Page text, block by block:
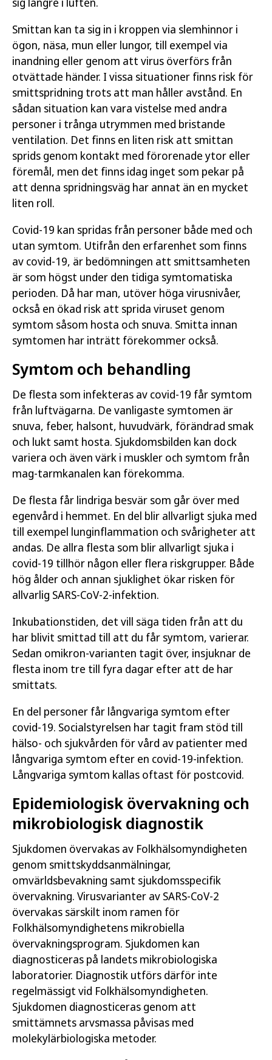
Smittan kan ta sig in i kroppen via slemhinnor i
ögon, näsa, mun eller lungor, till exempel via
inandning eller genom att virus överförs från
otvättade händer. I vissa situationer finns risk för
smittspridning trots att man håller avstånd. En
sådan situation kan vara vistelse med andra
personer i trånga utrymmen med bristande
ventilation. Det finns en liten risk att smittan
sprids genom kontakt med förorenade ytor eller
föremål, men det finns idag inget som pekar på
att denna spridningsväg har annat än en mycket
liten roll.
Covid-19 kan spridas från personer både med och
utan symtom. Utifrån den erfarenhet som finns
av covid-19, är bedömningen att smittsamheten
är som högst under den tidiga symtomatiska
perioden. Då har man, utöver höga virusnivåer,
också en ökad risk att sprida viruset genom
symtom såsom hosta och snuva. Smitta innan
symtomen har inträtt förekommer också.
Symtom och behandling
De flesta som infekteras av covid-19 får symtom
från luftvägarna. De vanligaste symtomen är
snuva, feber, halsont, huvudvärk, förändrad smak
och lukt samt hosta. Sjukdomsbilden kan dock
variera och även värk i muskler och symtom från
mag-tarmkanalen kan förekomma.
De flesta får lindriga besvär som går över med
egenvård i hemmet. En del blir allvarligt sjuka med
till exempel lunginflammation och svårigheter att
andas. De allra flesta som blir allvarligt sjuka i
covid-19 tillhör någon eller flera riskgrupper. Både
hög ålder och annan sjuklighet ökar risken för
allvarlig SARS-CoV-2-infektion.
Inkubationstiden, det vill säga tiden från att du
har blivit smittad till att du får symtom, varierar.
Sedan omikron-varianten tagit över, insjuknar de
flesta inom tre till fyra dagar efter att de har
smittats.
En del personer får långvariga symtom efter
covid-19. Socialstyrelsen har tagit fram stöd till
hälso- och sjukvården för vård av patienter med
långvariga symtom efter en covid-19-infektion.
Långvariga symtom kallas oftast för postcovid.
Epidemiologisk övervakning och
mikrobiologisk diagnostik
Sjukdomen övervakas av Folkhälsomyndigheten
genom smittskyddsanmälningar,
omvärldsbevakning samt sjukdomsspecifik
övervakning. Virusvarianter av SARS-CoV-2
övervakas särskilt inom ramen för
Folkhälsomyndighetens mikrobiella
övervakningsprogram. Sjukdomen kan
diagnosticeras på landets mikrobiologiska
laboratorier. Diagnostik utförs därför inte
regelmässigt vid Folkhälsomyndigheten.
Sjukdomen diagnosticeras genom att
smittämnets arvsmassa påvisas med
molekylärbiologiska metoder.